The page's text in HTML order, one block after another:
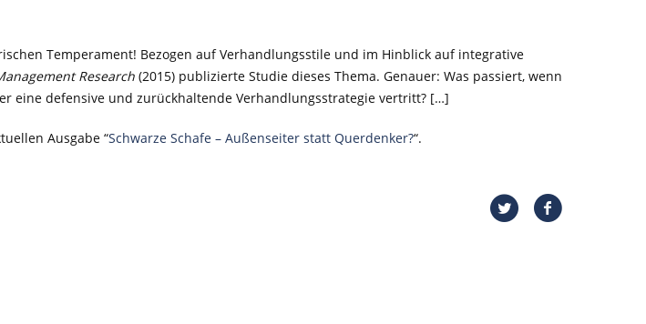
Temperament! Bezogen auf Verhandlungsstile und im Hinblick auf integrative
Research (2015) publizierte Studie dieses Thema. Genauer: Was passiert, wenn
eine defensive und zurückhaltende Verhandlungsstrategie vertritt? […]
Ausgabe “Schwarze Schafe – Außenseiter statt Querdenker?“.